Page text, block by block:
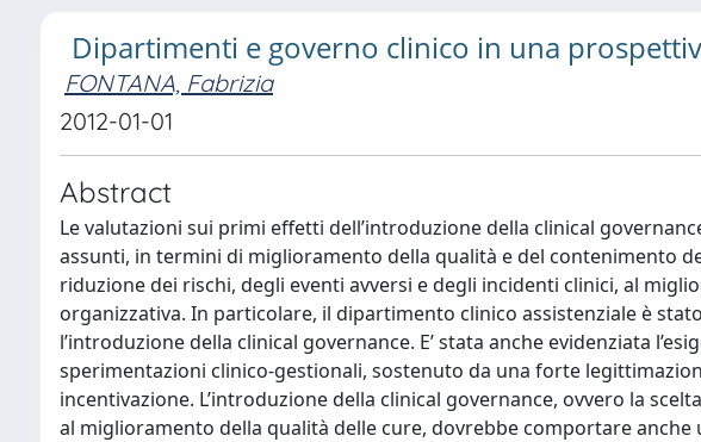
Dipartimenti e governo clinico in una
FONTANA, Fabrizia
2012-01-01
Abstract
Le valutazioni sui primi effetti dell’introduzione della clinical
assunti, in termini di miglioramento della qualità e del contenimento
riduzione dei rischi, degli eventi avversi e degli incidenti clinici, al
organizzativa. In particolare, il dipartimento clinico assistenziale è
l’introduzione della clinical governance. E’ stata anche evidenziata
sperimentazioni clinico-gestionali, sostenuto da una forte
incentivazione. L’introduzione della clinical governance, ovvero la
al miglioramento della qualità delle cure, dovrebbe comportare